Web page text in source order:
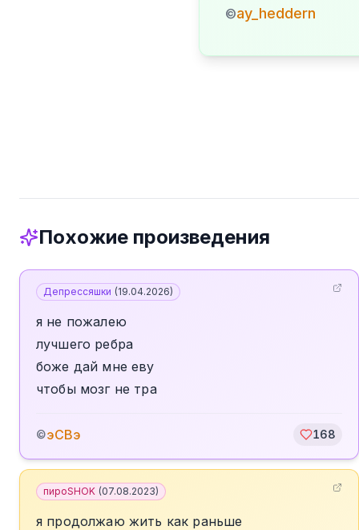
©ay_heddern
Похожие произведения
Депрессяшки (19.04.2026)
я не пожалею
лучшего ребра
боже дай мне еву
чтобы мозг не тра
©эСВэ 168
пироSHOK (07.08.2023)
я продолжаю жить как раньше